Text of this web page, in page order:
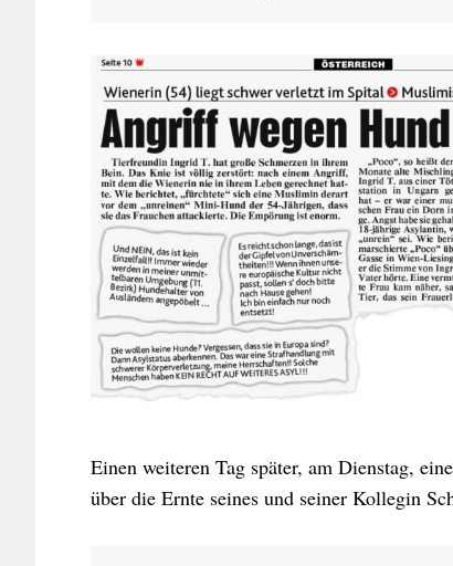
Einen weiteren Tag später, am Dienstag,
über die Ernte seines und seiner Kollegin